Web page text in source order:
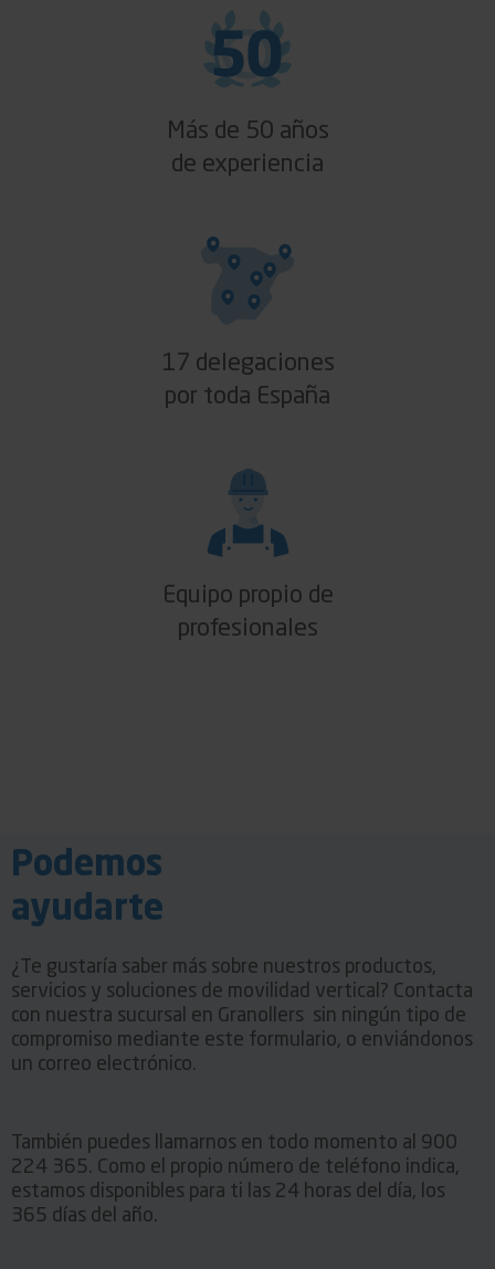
Más de 50 años
de experiencia
17 delegaciones
por toda España
Equipo propio de
profesionales
Podemos
ayudarte
¿Te gustaría saber más sobre nuestros productos,
servicios y soluciones de movilidad vertical? Contacta
con nuestra sucursal en Granollers sin ningún tipo de
compromiso mediante este formulario, o enviándonos
un correo electrónico.
También puedes llamarnos en todo momento al 900
224 365. Como el propio número de teléfono indica,
estamos disponibles para ti las 24 horas del día, los
365 días del año.